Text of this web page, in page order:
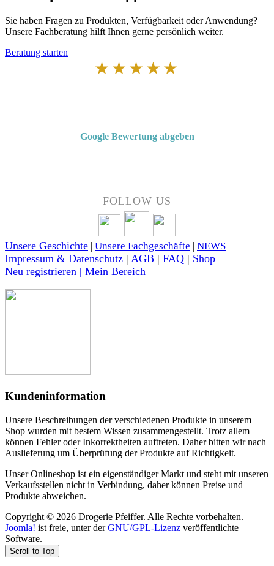
Sie haben Fragen zu Produkten, Verfügbarkeit oder Anwendung?
Unsere Fachberatung hilft Ihnen gerne persönlich weiter.
Beratung starten
★★★★★
Google Bewertung abgeben
FOLLOW US
Unsere Geschichte | Unsere Fachgeschäfte | NEWS
Impressum & Datenschutz | AGB | FAQ | Shop
Neu registrieren | Mein Bereich
Kundeninformation
Unsere Beschreibungen der verschiedenen Produkte in unserem
Shop wurden mit bestem Wissen zusammengestellt. Trotz allem
können Fehler oder Inkorrektheiten auftreten. Daher bitten wir nach
Auslieferung um Überprüfung der Produkte auf Richtigkeit.
Unser Onlineshop ist ein eigenständiger Markt und steht mit unseren
Verkaufsstellen nicht in Verbindung, daher können Preise und
Produkte abweichen.
Copyright © 2026 Drogerie Pfeiffer. Alle Rechte vorbehalten.
Joomla! ist freie, unter derGNU/GPL-Lizenz veröffentlichte
Software.
Scroll to Top